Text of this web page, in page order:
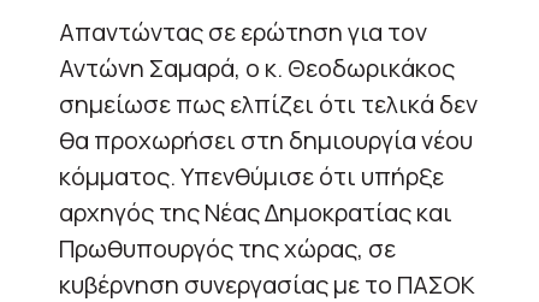
Απαντώντας σε ερώτηση για τον
Αντώνη Σαμαρά, ο κ. Θεοδωρικάκος
σημείωσε πως ελπίζει ότι τελικά δεν
θα προχωρήσει στη δημιουργία νέου
κόμματος. Υπενθύμισε ότι υπήρξε
αρχηγός της Νέας Δημοκρατίας και
Πρωθυπουργός της χώρας, σε
κυβέρνηση συνεργασίας με το ΠΑΣΟΚ